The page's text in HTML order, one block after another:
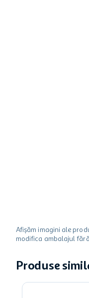
Afișăm imagini ale
modifica ambalajul
Produse